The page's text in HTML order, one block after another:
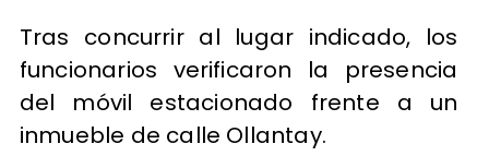
Tras concurrir al lugar indicado, los
funcionarios verificaron la presencia
del móvil estacionado frente a un
inmueble de calle Ollantay.